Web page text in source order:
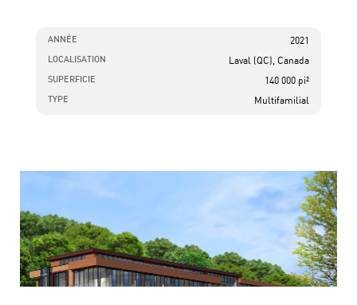
ANNÉE 2021
LOCALISATION Laval (QC), Canada
SUPERFICIE 140 000 pi²
TYPE Multifamilial